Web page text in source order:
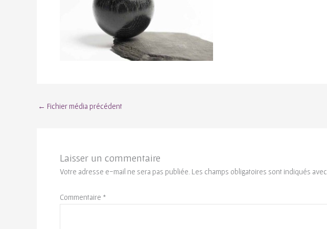
← Fichier média précédent
Laisser un commentaire
Votre adresse e-mail ne sera pas publiée. Les champs obligatoires sont indiqués avec
Commentaire *